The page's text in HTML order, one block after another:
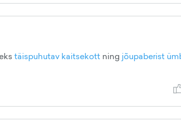
täispuhutav kaitsekott ning jõupaberist